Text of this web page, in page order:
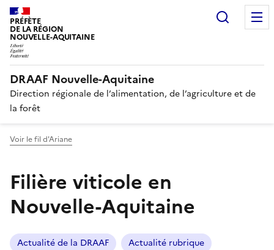
PRÉFÈTE
DE LA RÉGION
NOUVELLE-AQUITAINE
DRAAF Nouvelle-Aquitaine
Direction régionale de l’alimentation, de l’agriculture et de
la forêt
Voir le fil d'Ariane
Filière viticole en
Nouvelle-Aquitaine
Actualité de la DRAAF Actualité rubrique